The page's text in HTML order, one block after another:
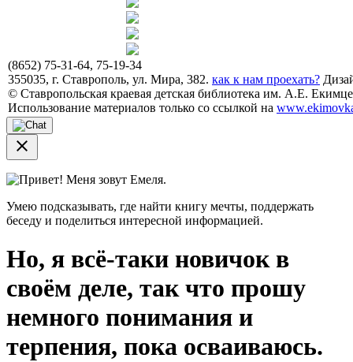
(8652) 75-31-64, 75-19-34
355035, г. Ставрополь, ул. Мира, 382. как к нам проехать?
© Ставропольская краевая детская библиотека им. А.Е.
Использование материалов только со ссылкой на
close
Привет! Меня зовут Емеля.
Умею подсказывать, где найти книгу мечты, поддержать
беседу и поделиться интересной информацией.
Но, я всё-таки новичок в
своём деле, так что прошу
немного понимания и
терпения, пока осваиваюсь.